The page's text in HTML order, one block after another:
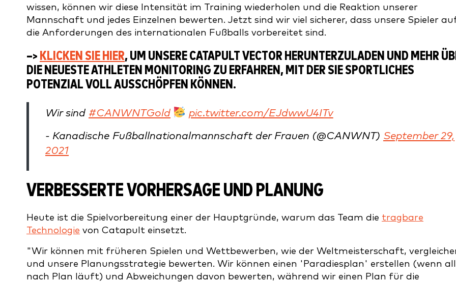
wissen, können wir diese Intensität im Training wiederholen und die Reaktion unserer
Mannschaft und jedes Einzelnen bewerten. Jetzt sind wir viel sicherer, dass unsere Spieler
die Anforderungen des internationalen Fußballs vorbereitet sind.
–> KLICKEN SIE HIER, UM UNSERE CATAPULT VECTOR HERUNTERZULADEN UND MEHR
DIE NEUESTE ATHLETEN MONITORING ZU ERFAHREN, MIT DER SIE SPORTLICHES
POTENZIAL VOLL AUSSCHÖPFEN KÖNNEN.
Wir sind #CANWNTGold pic.twitter.com/EJdwwU4ITv
- Kanadische Fußballnationalmannschaft der Frauen (@CANWNT) September 29,
2021
VERBESSERTE VORHERSAGE UND PLANUNG
Heute ist die Spielvorbereitung einer der Hauptgründe, warum das Team die tragbare
Technologie von Catapult einsetzt.
"Wir können mit früheren Spielen und Wettbewerben, wie der Weltmeisterschaft,
und unsere Planungsstrategie bewerten. Wir können einen 'Paradiesplan' erstellen (wenn
nach Plan läuft) und Abweichungen davon bewerten, während wir einen Plan für die